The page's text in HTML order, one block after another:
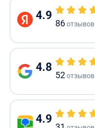
4.9
86отзывов
4.8
52отзывов
4.9